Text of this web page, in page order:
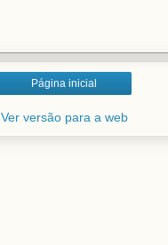
Página inicial
Ver versão para a web